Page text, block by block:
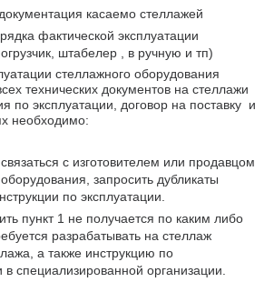
касаемо стеллажей
фактической эксплуатации
штабелер , в ручную и тп)
стеллажного оборудования
технических документов на стеллажи
по эксплуатации, договор на поставку и
необходимо:
с изготовителем или продавцом
запросить дубликаты
по эксплуатации.
пункт 1 не получается по каким либо
разрабатывать на стеллаж
а также инструкцию по
в специализированной организации.